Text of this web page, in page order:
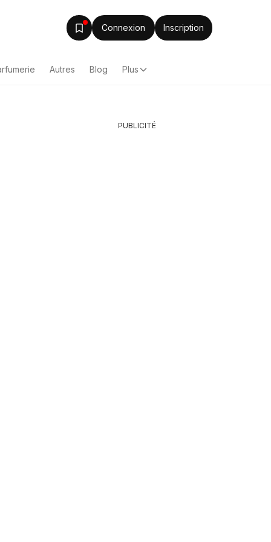
Connexion Inscription
Autres Blog Plus
PUBLICITÉ